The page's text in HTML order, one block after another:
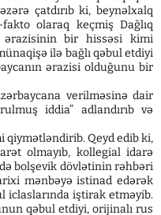
çatdırıb ki, beynəlxalq
olaraq keçmiş Dağlıq
ərazisinin bir hissəsi kimi
ilə bağlı qəbul etdiyi
ərazisi olduğunu bir
verilməsinə dair
iddia” adlandırıb və
qiymətləndirib. Qeyd edib ki,
olmayıb, kollegial idarə
bolşevik dövlətinin rəhbəri
mənbəyə istinad edərək
iclaslarında iştirak etməyib.
qəbul etdiyi, orijinalı rus